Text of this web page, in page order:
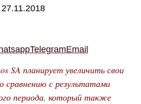
27.11.2018
TelegramEmail
SA планирует увеличить свои
сравнению с результатами
периода, который также